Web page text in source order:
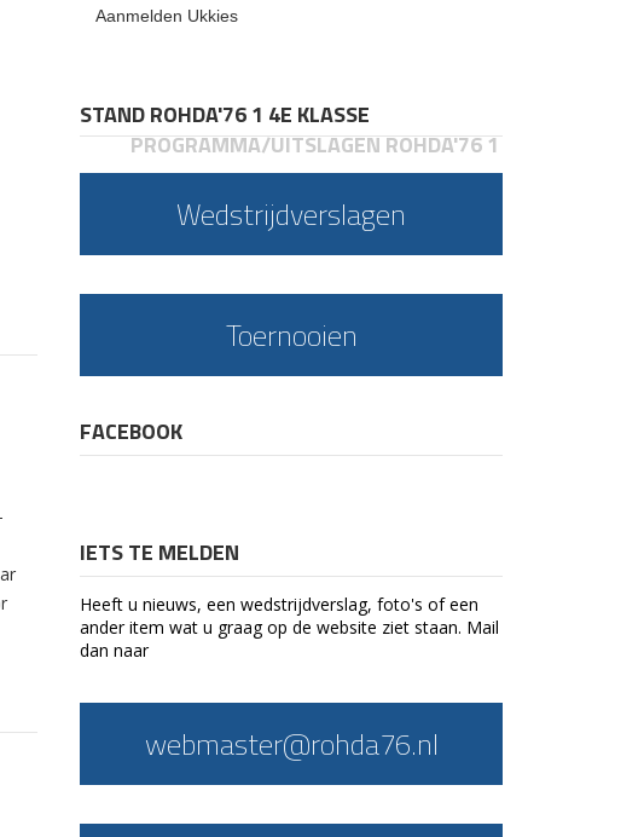
Aanmelden Ukkies
STAND ROHDA'76 1 4E KLASSE
PROGRAMMA/UITSLAGEN ROHDA'76 1
Wedstrijdverslagen
Toernooien
FACEBOOK
IETS TE MELDEN
Heeft u nieuws, een wedstrijdverslag, foto's of een
ander item wat u graag op de website ziet staan. Mail
dan naar
webmaster@rohda76.nl